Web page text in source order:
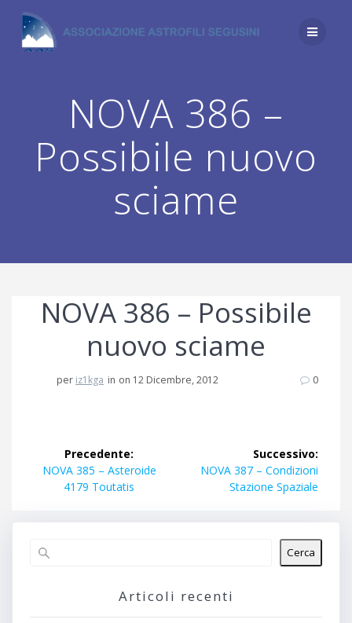
contenuto
NOVA 386 –
Possibile nuovo
sciame
NOVA 386 – Possibile
nuovo sciame
per iz1kga in on 12 Dicembre, 2012 0
Navigazione
articoli
Precedente:
Articolo
precedente:
NOVA 385 – Asteroide
4179 Toutatis
Successivo:
Articolo
successivo:
NOVA 387 – Condizioni
Stazione Spaziale
Cerca
Articoli recenti